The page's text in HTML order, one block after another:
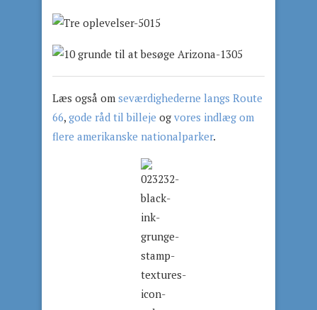
Læs også om seværdighederne langs Route
66, gode råd til billeje og vores indlæg om
flere amerikanske nationalparker.